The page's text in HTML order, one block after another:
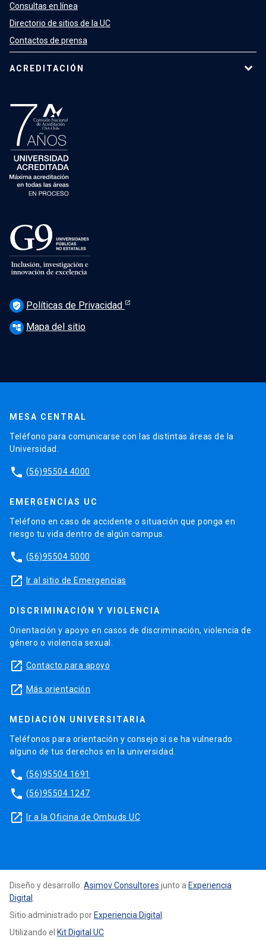
Consultas en línea
Directorio de sitios de la UC
Contactos de prensa
ACREDITACIÓN
verified_user Políticas de Privacidad
account_tree Mapa del sitio
MESA CENTRAL
Teléfono para comunicarse con las distintas áreas de la
Universidad.
phone (56)95504 4000
EMERGENCIAS UC
Teléfono en caso de accidente o situación que ponga en
riesgo tu vida dentro de algún campus.
phone (56)95504 5000
launch Ir al sitio de Emergencias
DISCRIMINACIÓN Y VIOLENCIA
Orientación y apoyo en casos de discriminación, violencia de
género o violencia sexual.
launch Contacto para apoyo
launch Más orientación
MEDIACIÓN UNIVERSITARIA
Teléfonos para orientación y consejo si se ha vulnerado
alguno de tus derechos en la universidad.
phone (56)95504 1691
phone (56)95504 1247
launch Ir a la Oficina de Ombuds UC
Diseño y desarrollo: Asimov Consultores junto a Experiencia
Digital
Sitio administrado por Experiencia Digital
Utilizando el Kit Digital UC